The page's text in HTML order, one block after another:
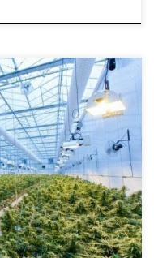
przy tak wielu różnych
sposobem na uprawę
chcesz wiedzieć, jak
Zanim
upewnijmy się, że
Po pierwsze, […]